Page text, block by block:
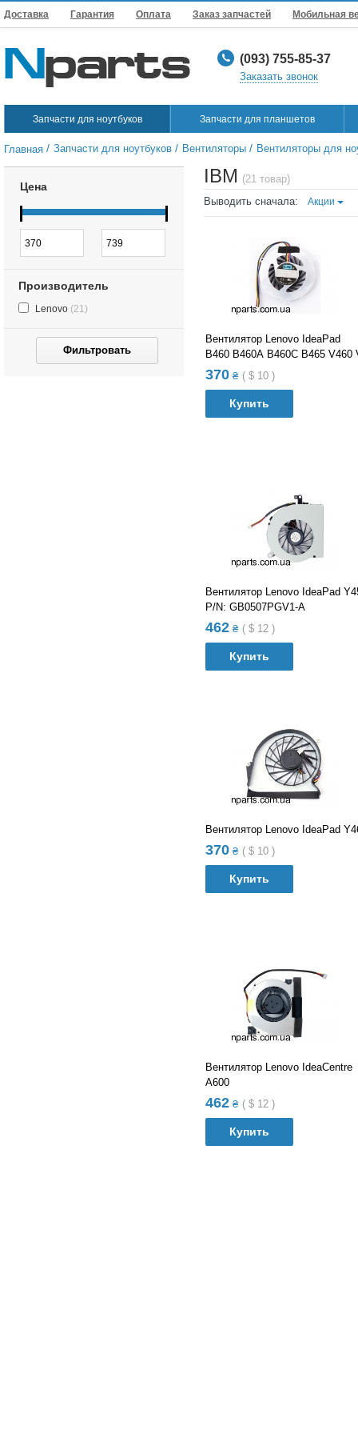
Доставка Гарантия Оплата Заказ запчастей Мобильная
(093) 755-85-37
Заказать звонок
Запчасти для ноутбуков Запчасти для планшетов
Главная / Запчасти для ноутбуков / Вентиляторы / Вентиляторы для
IBM (21 товар)
Выводить сначала:
Акции
Вентилятор Lenovo IdeaPad
B460 B460A B460C B465 V460
370 ₴ ( $ 10)
Купить
Вентилятор Lenovo IdeaPad
P/N: GB0507PGV1-A
462 ₴ ( $ 12)
Купить
Вентилятор Lenovo IdeaPad
370 ₴ ( $ 10)
Купить
Вентилятор Lenovo IdeaCentre
A600
462 ₴ ( $ 12)
Купить
Цена
Производитель
Lenovo (21)
Фильтровать